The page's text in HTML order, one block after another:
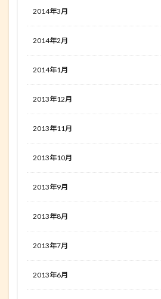
2014年3月
2014年2月
2014年1月
2013年12月
2013年11月
2013年10月
2013年9月
2013年8月
2013年7月
2013年6月